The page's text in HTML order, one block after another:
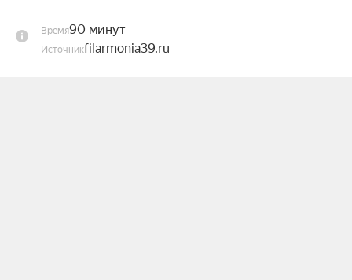
Исполнители:
Время90 минут
Источникfilarmonia39.ru